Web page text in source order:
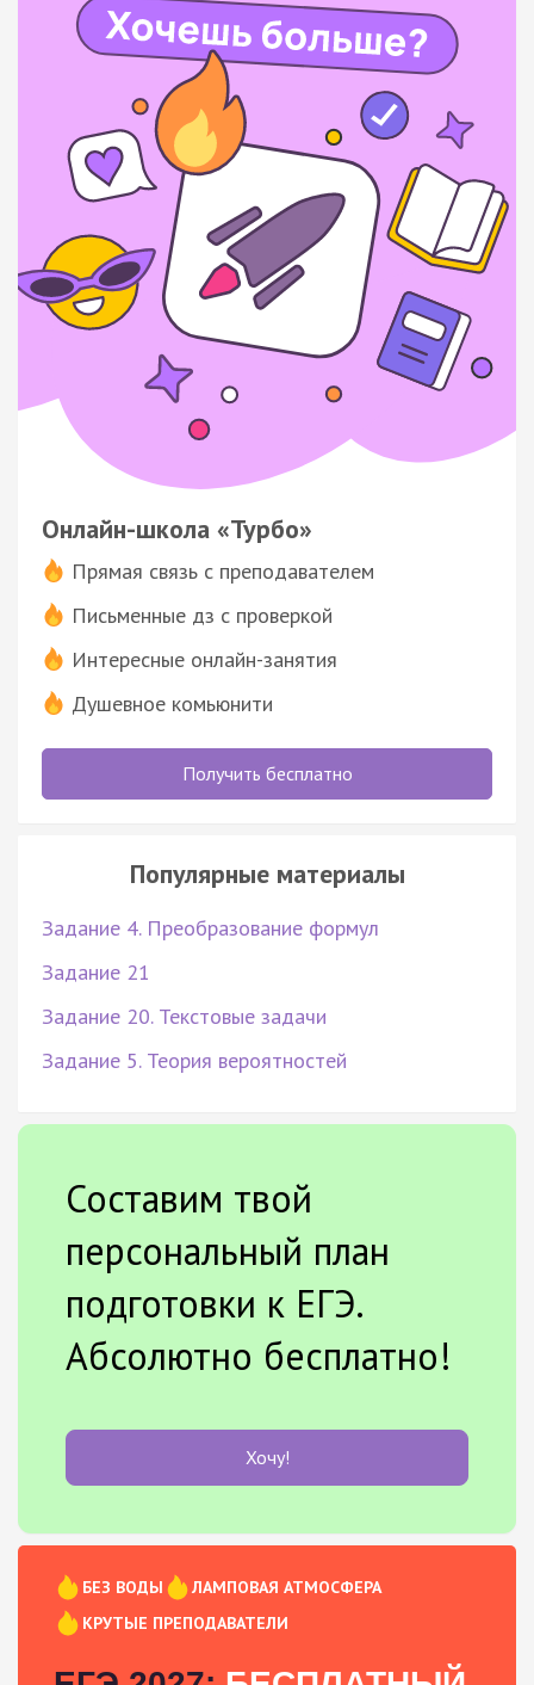
Онлайн-школа «Турбо»
Прямая связь с преподавателем
Письменные дз с проверкой
Интересные онлайн-занятия
Душевное комьюнити
Получить бесплатно
Популярные материалы
Задание 4. Преобразование формул
Задание 21
Задание 20. Текстовые задачи
Задание 5. Теория вероятностей
Составим твой
персональный план
подготовки к ЕГЭ.
Абсолютно бесплатно!
Хочу!
БЕЗ ВОДЫ
ЛАМПОВАЯ АТМОСФЕРА
КРУТЫЕ ПРЕПОДАВАТЕЛИ